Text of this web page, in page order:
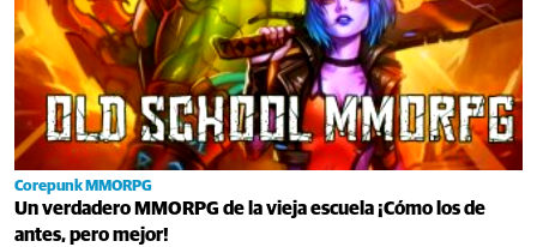
Corepunk MMORPG
Un verdadero MMORPG de la vieja escuela ¡Cómo los de
antes, pero mejor!